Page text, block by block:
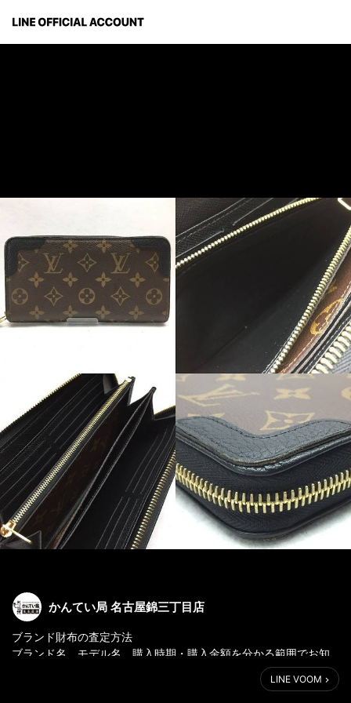
かんてい局 名古屋錦三丁目店
ブランド財布の査定方法
ブランド名、モデル名、購入時期・購入金額を分かる範囲でお知
コインケースの汚れ、角のスレ等がある場合はお知らせいただけ
LINE VOOM